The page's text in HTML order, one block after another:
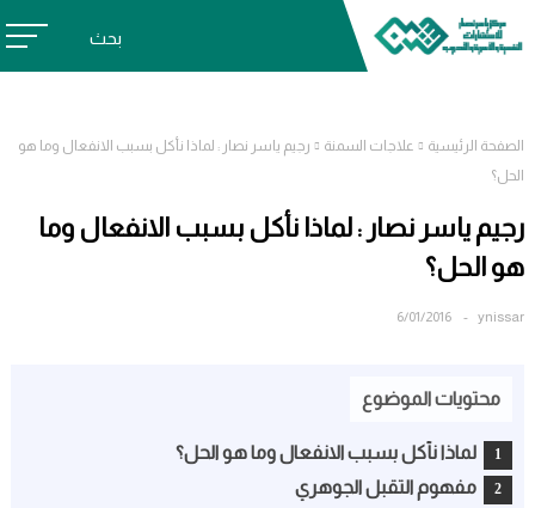
بحث
الصفحة الرئيسية علاجات السمنة
رجيم ياسر نصار : لماذا نأكل بسبب الانفعال وما هو
الحل؟
رجيم ياسر نصار : لماذا نأكل بسبب الانفعال وما
هو الحل؟
ynissar
6/01/2016
محتويات الموضوع
لماذا نأكل بسبب الانفعال وما هو الحل؟
مفهوم التقبل الجوهري